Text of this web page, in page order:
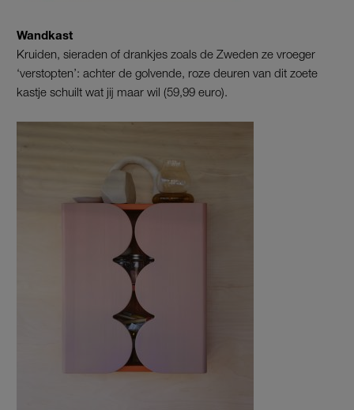
Wandkast
Kruiden, sieraden of drankjes zoals de Zweden ze vroeger
‘verstopten’: achter de golvende, roze deuren van dit zoete
kastje schuilt wat jij maar wil (59,99 euro).